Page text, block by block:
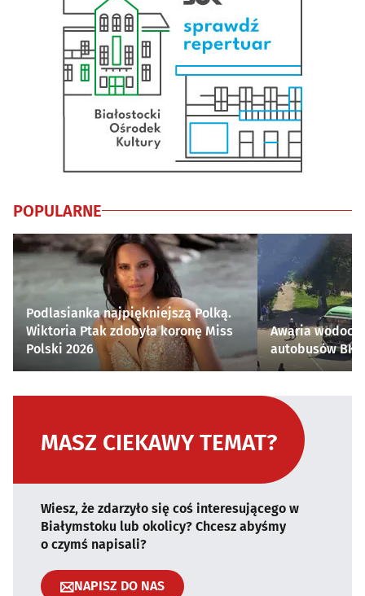
POPULARNE
Podlasianka najpiękniejszą Polką.
Wiktoria Ptak zdobyła koronę Miss
Polski 2026
Awaria
autobusów
MASZ CIEKAWY TEMAT?
Wiesz, że zdarzyło się coś interesującego w
Białymstoku lub okolicy? Chcesz abyśmy
o czymś napisali?
NAPISZ DO NAS